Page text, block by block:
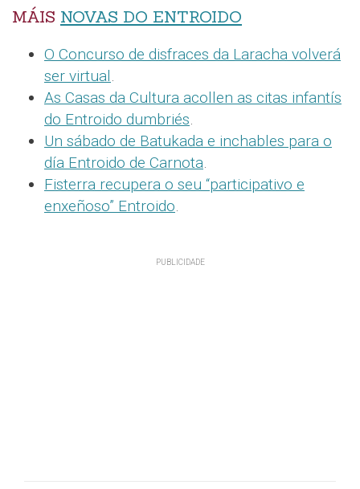
MÁIS NOVAS DO ENTROIDO
O Concurso de disfraces da Laracha volverá
ser virtual.
As Casas da Cultura acollen as citas infantís
do Entroido dumbriés.
Un sábado de Batukada e inchables para o
día Entroido de Carnota.
Fisterra recupera o seu “participativo e
enxeñoso” Entroido.